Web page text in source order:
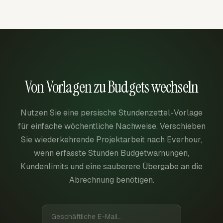
Von Vorlagen zu Budgets wechseln
Nutzen Sie eine persische Stundenzettel-Vorlage
für einfache wöchentliche Nachweise. Verschieben
Sie wiederkehrende Projektarbeit nach Everhour,
wenn erfasste Stunden Budgetwarnungen,
Kundenlimits und eine sauberere Übergabe an die
Abrechnung benötigen.